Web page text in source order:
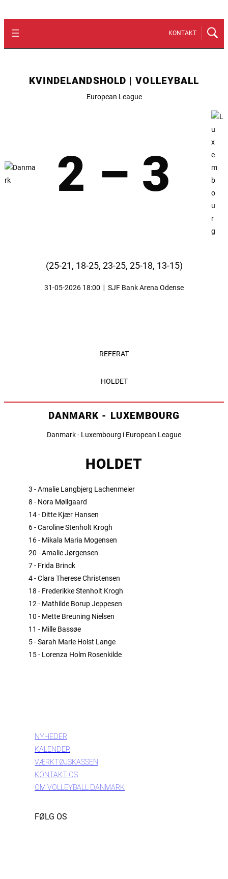
KONTAKT
KVINDELANDSHOLD | VOLLEYBALL
European League
2 – 3
(25-21, 18-25, 23-25, 25-18, 13-15)
31-05-2026 18:00 SJF Bank Arena Odense
REFERAT
HOLDET
DANMARK - LUXEMBOURG
Danmark - Luxembourg i European League
HOLDET
3 - Amalie Langbjerg Lachenmeier
8 - Nora Møllgaard
14 - Ditte Kjær Hansen
6 - Caroline Stenholt Krogh
16 - Mikala Maria Mogensen
20 - Amalie Jørgensen
7 - Frida Brinck
4 - Clara Therese Christensen
18 - Frederikke Stenholt Krogh
12 - Mathilde Borup Jeppesen
10 - Mette Breuning Nielsen
11 - Mille Bassøe
5 - Sarah Marie Holst Lange
15 - Lorenza Holm Rosenkilde
NYHEDER
KALENDER
VÆRKTØJSKASSEN
KONTAKT OS
OM VOLLEYBALL DANMARK
FØLG OS